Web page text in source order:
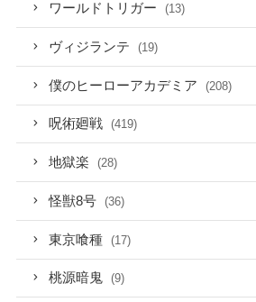
ワールドトリガー (13)
ヴィジランテ (19)
僕のヒーローアカデミア (208)
呪術廻戦 (419)
地獄楽 (28)
怪獣8号 (36)
東京喰種 (17)
桃源暗鬼 (9)